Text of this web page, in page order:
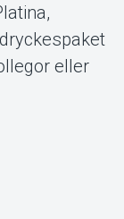
eller